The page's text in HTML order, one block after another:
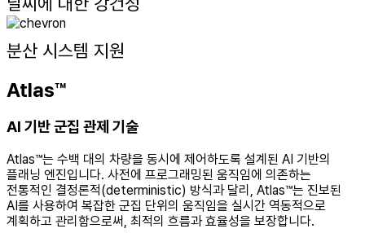
분산 시스템 지원
Atlas™
AI 기반 군집 관제 기술
Atlas™는 수백 대의 차량을 동시에 제어하도록 설계된 AI 기반의
플래닝 엔진입니다. 사전에 프로그래밍된 움직임에 의존하는
전통적인 결정론적(deterministic) 방식과 달리, Atlas™는 진보된
AI를 사용하여 복잡한 군집 단위의 움직임을 실시간 역동적으로
계획하고 관리함으로써, 최적의 흐름과 효율성을 보장합니다.